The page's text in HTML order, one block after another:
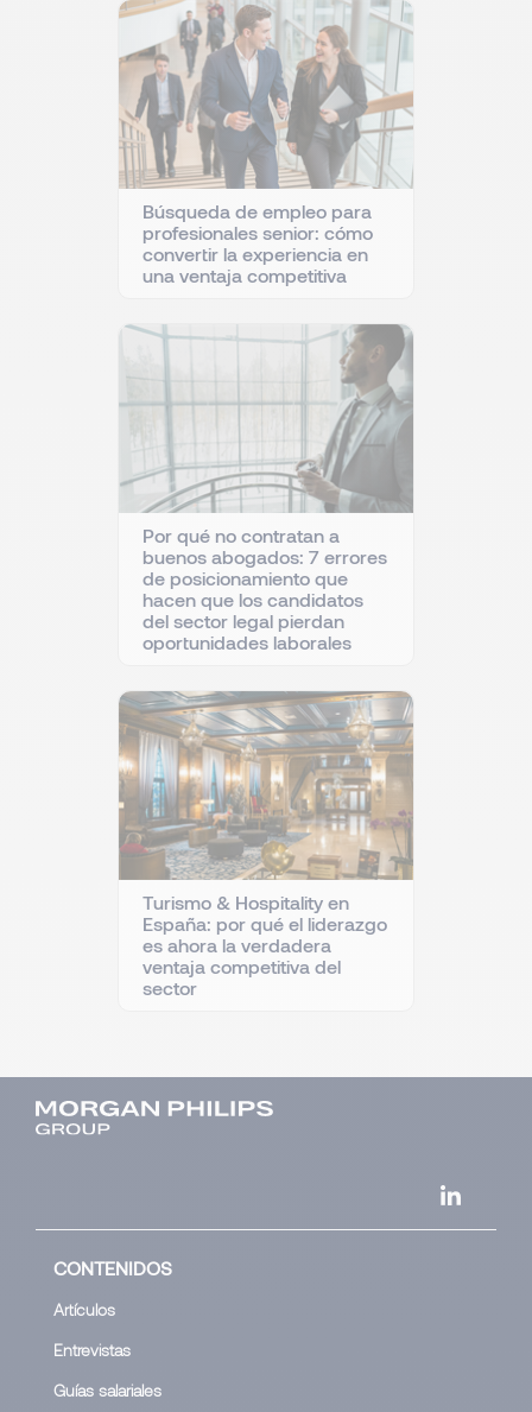
Búsqueda de empleo para
profesionales senior: cómo
convertir la experiencia en
una ventaja competitiva
Por qué no contratan a
buenos abogados: 7 errores
de posicionamiento que
hacen que los candidatos
del sector legal pierdan
oportunidades laborales
Turismo & Hospitality en
España: por qué el liderazgo
es ahora la verdadera
ventaja competitiva del
sector
CONTENIDOS
Artículos
Entrevistas
Guías salariales